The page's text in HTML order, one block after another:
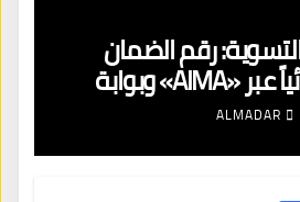
رقم الضمان
الاجتماعي تلقائياً عبر «AIMA» وبوابة
ALMADAR